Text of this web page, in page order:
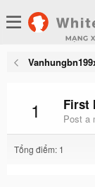
1 First
Post a
Tổng điểm: 1